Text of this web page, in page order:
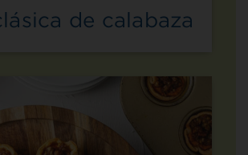
de calabaza